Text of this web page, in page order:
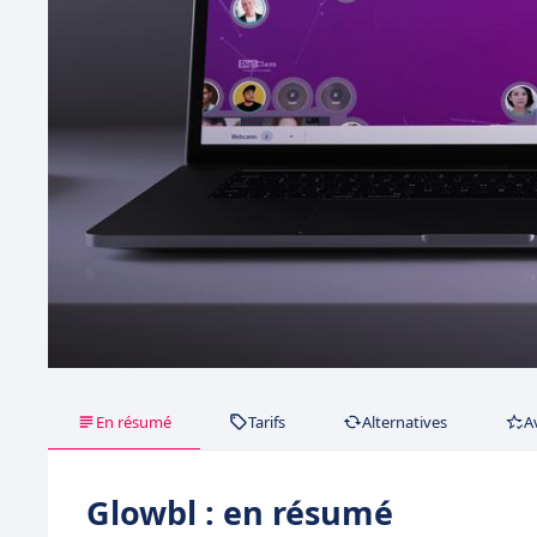
En résumé Tarifs Alternatives
Glowbl : en résumé